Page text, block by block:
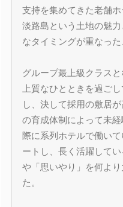
支持を集めてきた老舗ホ
淡路島という土地の魅
なタイミングが重なっ
グループ最上級クラス
上質なひとときを過ご
し、決して採用の敷居
の育成体制によって未
際に系列ホテルで働い
ートし、長く活躍して
や「思いやり」を何よ
た。